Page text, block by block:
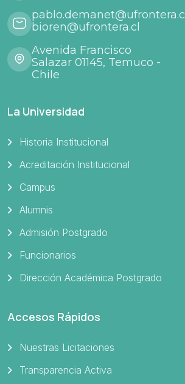
pablo.demanet@ufrontera.cl
bioren@ufrontera.cl
Avenida Francisco
Salazar 01145, Temuco -
Chile
La Universidad
Historia Institucional
Acreditación Institucional
Campus
Alumnis
Admisión Postgrado
Funcionarios
Dirección Académica Postgrado
Accesos Rápidos
Nuestras Licitaciones
Transparencia Activa